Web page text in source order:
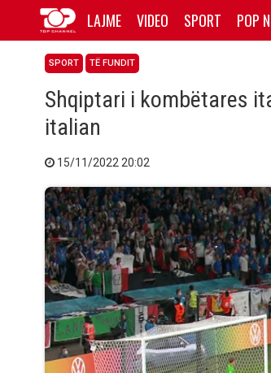
LAJME VIDEO SPORT POP
SPORT TË FUNDIT
Shqiptari i kombëtares
italian
15/11/2022 20:02